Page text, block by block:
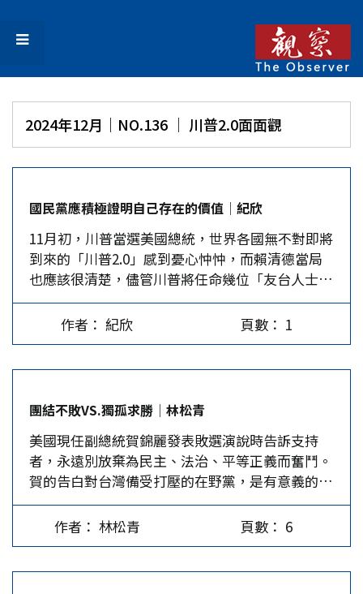
2024年12月｜NO.136 │ 川普2.0面面觀
國民黨應積極證明自己存在的價值│紀欣
11月初，川普當選美國總統，世界各國無不對即將
到來的「川普2.0」感到憂心忡忡，而賴清德當局
也應該很清楚，儘管川普將任命幾位「友台人士」
出任要職，台灣亦有意願繳交更多關稅及保護費，
但美國卻不可能承諾更清晰的「護台」政策。 在
施政方面，賴清德人事任命爭議不斷，台灣金聯新
在整起事件真相尚未釐清之際，沒有勞工背景的民
進黨立委洪申翰立即接任部長，令人質疑800萬勞
工未受到應有的重視，而賴的「用人唯親」及其團
隊成員同質性高、行政歷練少也再度受到抨擊。
在兩岸方面，賴清德上台半年來，一再編造「台獨
史觀」，「中華民國在地化」，以凸顯兩岸是「互
不隸屬的獨立國家」，又大打「民主台灣牌」連結
美西方「抗中」、整肅統派政團，逼使大陸的對台
作者： 紀欣 頁數： 1
團結不敗VS.獨孤求勝│林松青
美國現任副總統賀錦麗發表敗選演說時告訴支持
者，永遠別放棄為民主、法治、平等正義而奮鬥。
賀的告白對台灣備受打壓的在野黨，是有意義的提
醒。 賀錦麗演說時一再被支持者的掌聲、熱情呼
喚聲打斷，她說為達成奮鬥目標，有時要花點時
間；只要不放棄奮鬥，希望之光將永遠閃耀。她勉
作者： 林松青 頁數： 6